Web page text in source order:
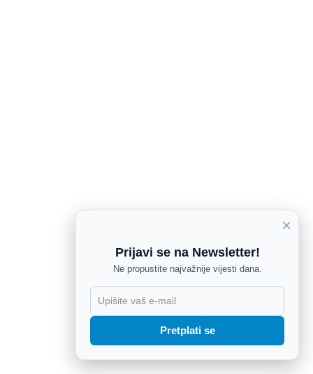
×
Prijavi se na Newsletter!
Ne propustite najvažnije vijesti dana.
Pretplati se